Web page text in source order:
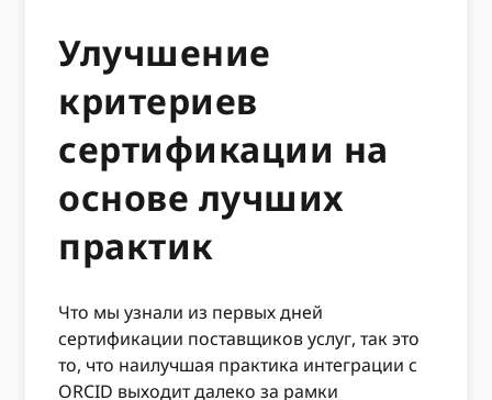
Улучшение
критериев
сертификации на
основе лучших
практик
Что мы узнали из первых дней
сертификации поставщиков услуг, так это
то, что наилучшая практика интеграции с
ORCID выходит далеко за рамки